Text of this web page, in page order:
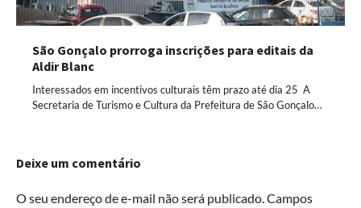
São Gonçalo prorroga inscrições para editais da
Aldir Blanc
Interessados em incentivos culturais têm prazo até dia 25 A
Secretaria de Turismo e Cultura da Prefeitura de São Gonçalo…
Deixe um comentário
O seu endereço de e-mail não será publicado. Campos